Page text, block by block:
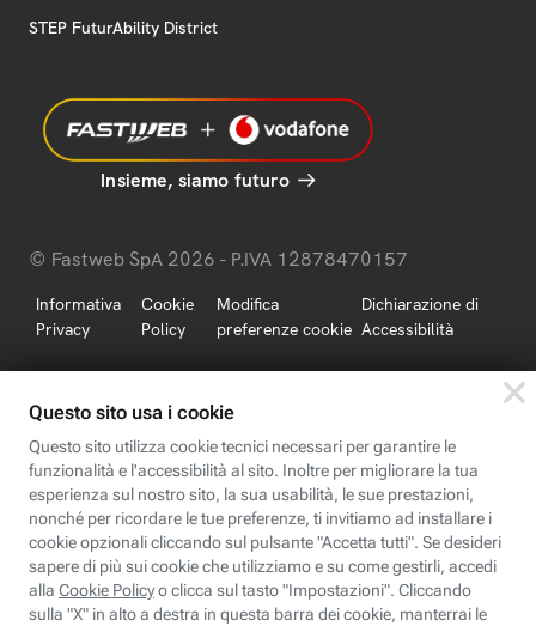
STEP FuturAbility District
Insieme, siamo futuro
© Fastweb SpA 2026 - P.IVA 12878470157
Informativa
Privacy
Cookie
Policy
Modifica
preferenze cookie
Dichiarazione di
Accessibilità